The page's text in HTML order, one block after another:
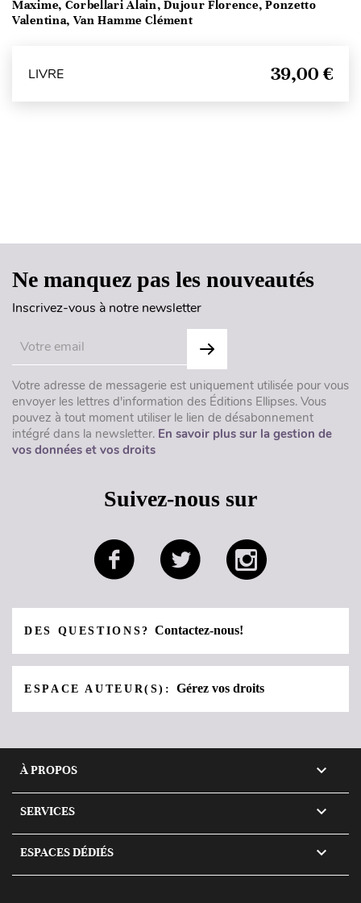
Maxime, Corbellari Alain, Dujour Florence, Ponzetto
Valentina, Van Hamme Clément
LIVRE 39,00 €
Ne manquez pas les nouveautés
Inscrivez-vous à notre newsletter
Votre adresse de messagerie est uniquement utilisée pour vous
envoyer les lettres d'information des Éditions Ellipses. Vous
pouvez à tout moment utiliser le lien de désabonnement
intégré dans la newsletter. En savoir plus sur la gestion de
vos données et vos droits
Suivez-nous sur
DES QUESTIONS?Contactez-nous!
ESPACE AUTEUR(S):Gérez vos droits
À PROPOS 
SERVICES 
ESPACES DÉDIÉS 